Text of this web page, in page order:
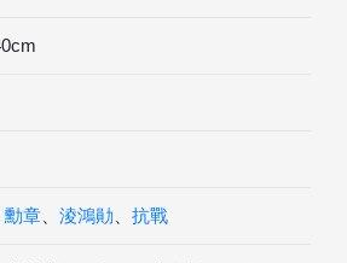
勳章 淩鴻勛 抗戰